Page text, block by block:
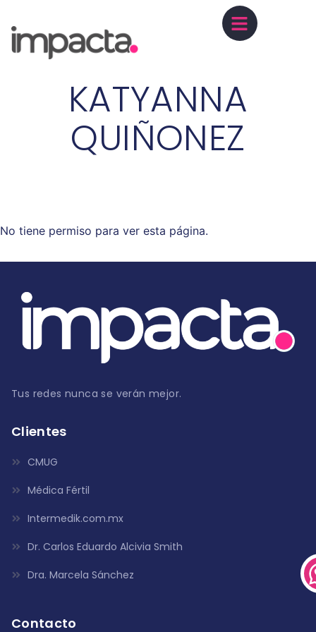
KATYANNA
QUIÑONEZ
No tiene permiso para ver esta página.
Tus redes nunca se verán mejor.
Clientes
CMUG
Médica Fértil
Intermedik.com.mx
Dr. Carlos Eduardo Alcivia Smith
Dra. Marcela Sánchez
Contacto